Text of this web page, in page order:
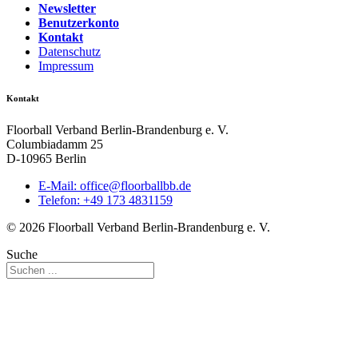
Newsletter
Benutzerkonto
Kontakt
Datenschutz
Impressum
Kontakt
Floorball Verband Berlin-Brandenburg e. V.
Columbiadamm 25
D-10965 Berlin
E-Mail: ed.bbllabroolf@eciffo
Telefon: +49 173 4831159
© 2026 Floorball Verband Berlin-Brandenburg e. V.
Suche